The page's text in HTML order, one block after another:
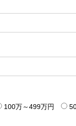
100万～499万円